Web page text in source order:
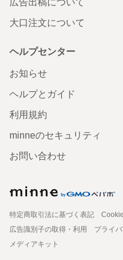
大口注文について
ヘルプセンター
お知らせ
ヘルプとガイド
利用規約
minneのセキュリティ
お問い合わせ
特定商取引法に基づく表記
広告識別子の取得・利用
プライ
メディアキット